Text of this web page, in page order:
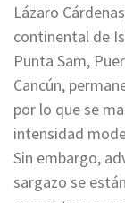
Lázaro
continental de
Punta Sam,
Cancún,
por lo que se
intensidad
Sin embargo,
sargazo se